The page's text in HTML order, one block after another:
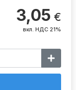
3,05 €
вкл. НДС 21%